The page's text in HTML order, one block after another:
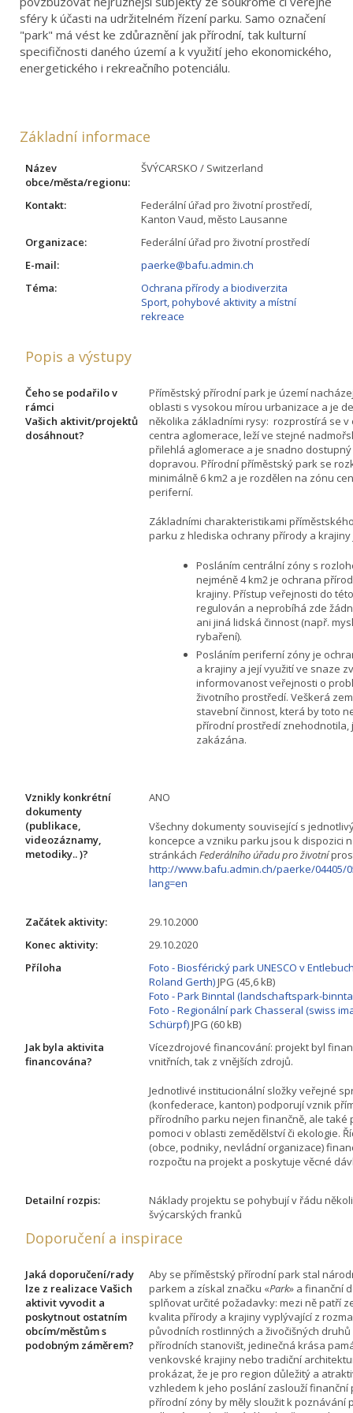
sféry k účasti na udržitelném řízení parku. Samo označení
"park" má vést ke zdůraznění jak přírodní, tak kulturní
specifičnosti daného území a k využití jeho ekonomického,
energetického i rekreačního potenciálu.
Základní informace
Název
obce/města/regionu:
ŠVÝCARSKO / Switzerland
Kontakt:
Federální úřad pro životní prostředí,
Kanton Vaud, město Lausanne
Organizace:
Federální úřad pro životní prostředí
E-mail:
paerke@bafu.admin.ch
Téma:
Ochrana přírody a biodiverzita
Sport, pohybové aktivity a místní
rekreace
Popis a výstupy
Čeho se podařilo v
rámci
Vašich aktivit/projektů
dosáhnout?
Příměstský přírodní park je území
oblasti s vysokou mírou urbanizace a je
několika základními rysy: rozprostírá se v
centra aglomerace, leží ve stejné
přilehlá aglomerace a je snadno
dopravou. Přírodní příměstský park se
minimálně 6 km2 a je rozdělen na zónu
periferní.
Základními charakteristikami
parku z hlediska ochrany přírody a krajiny
Posláním centrální zóny s
nejméně 4 km2 je ochrana
krajiny. Přístup veřejnosti do
regulován a neprobíhá zde
ani jiná lidská činnost (např.
rybaření).
Posláním periferní zóny je
a krajiny a její využití ve snaze
informovanost veřejnosti o
životního prostředí. Veškerá
stavební činnost, která by toto
přírodní prostředí znehodnotila,
zakázána.
Vznikly konkrétní
dokumenty
(publikace,
videozáznamy,
metodiky.. )?
ANO
Všechny dokumenty související s
koncepce a vzniku parku jsou k dispozici
stránkách Federálního úřadu pro životní
http://www.bafu.admin.ch/paerke/04405/
lang=en
Začátek aktivity:
29.10.2000
Konec aktivity:
29.10.2020
Příloha
Foto - Biosférický park UNESCO v
Roland Gerth)JPG (45,6 kB)
Foto - Park Binntal (landschaftspark-
Foto - Regionální park Chasseral (swiss
Schürpf)JPG (60 kB)
Jak byla aktivita
financována?
Vícezdrojové financování: projekt byl
vnitřních, tak z vnějších zdrojů.
Jednotlivé institucionální složky veřejné
(konfederace, kanton) podporují vznik
přírodního parku nejen finančně, ale také
pomoci v oblasti zemědělství či ekologie.
(obce, podniky, nevládní organizace)
rozpočtu na projekt a poskytuje věcné
Detailní rozpis:
Náklady projektu se pohybují v řádu
švýcarských franků
Doporučení a inspirace
Jaká doporučení/rady
lze z realizace Vašich
aktivit vyvodit a
poskytnout ostatním
obcím/městům s
podobným záměrem?
Aby se příměstský přírodní park stal
parkem a získal značku «Park» a finanční
splňovat určité požadavky: mezi ně patří
kvalita přírody a krajiny vyplývající z
původních rostlinných a živočišných druhů
přírodních stanovišt, jedinečná krása
venkovské krajiny nebo tradiční
prokázat, že je pro region důležitý a
vzhledem k jeho poslání zaslouží finanční
přírodní zóny by měly sloužit k poznávání